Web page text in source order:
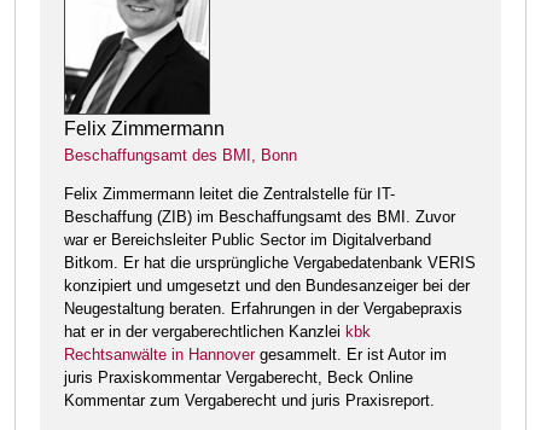
Felix Zimmermann
Beschaffungsamt des BMI, Bonn
Felix Zimmermann leitet die Zentralstelle für IT-
Beschaffung (ZIB) im Beschaffungsamt des BMI. Zuvor
war er Bereichsleiter Public Sector im Digitalverband
Bitkom. Er hat die ursprüngliche Vergabedatenbank VERIS
konzipiert und umgesetzt und den Bundesanzeiger bei der
Neugestaltung beraten. Erfahrungen in der Vergabepraxis
hat er in der vergaberechtlichen Kanzlei kbk
Rechtsanwälte in Hannovergesammelt. Er ist Autor im
juris Praxiskommentar Vergaberecht, Beck Online
Kommentar zum Vergaberecht und juris Praxisreport.